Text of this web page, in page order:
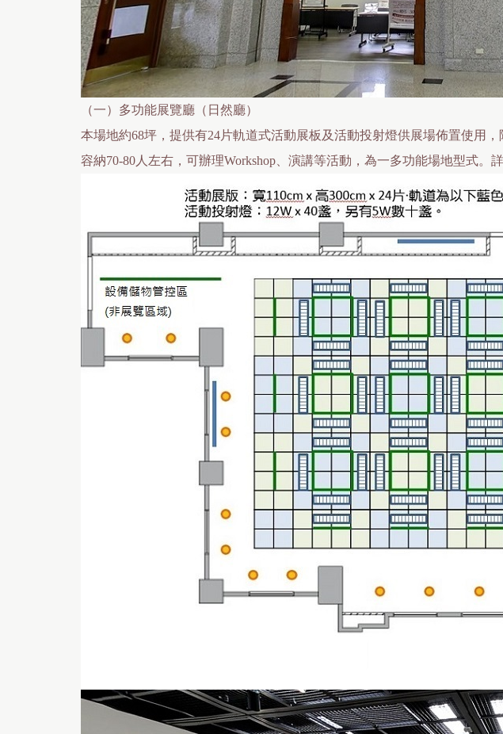
（一）多功能展覽廳（日然廳）
本場地約68坪，提供有24片軌道式活動展板及活動投射燈供展場佈置使用
容納70-80人左右，可辦理Workshop、演講等活動，為一多功能場地型式。